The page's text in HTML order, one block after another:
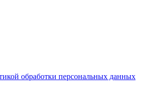
обработки персональных данных